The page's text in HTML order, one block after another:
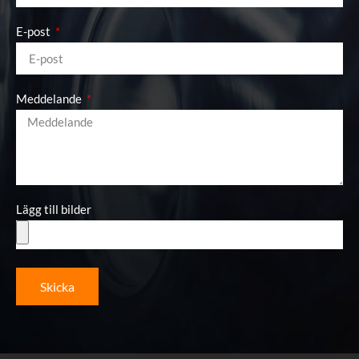
E-post
Meddelande
Lägg till bilder
Skicka